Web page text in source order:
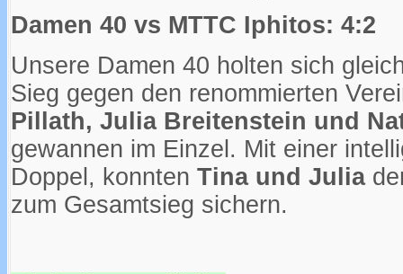
Damen 40 vs MTTC Iphitos: 4:2
Unsere Damen 40 holten sich
Sieg gegen den renommierten
Pillath, Julia Breitenstein und
gewannen im Einzel. Mit einer
Doppel, konnten Tina und Julia
zum Gesamtsieg sichern.